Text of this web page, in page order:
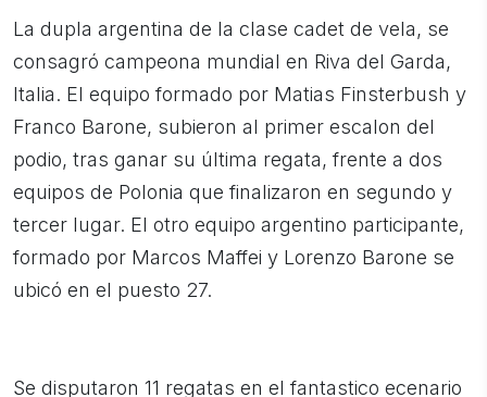
La dupla argentina de la clase cadet de vela, se
consagró campeona mundial en Riva del Garda,
Italia. El equipo formado por Matias Finsterbush y
Franco Barone, subieron al primer escalon del
podio, tras ganar su última regata, frente a dos
equipos de Polonia que finalizaron en segundo y
tercer lugar. El otro equipo argentino participante,
formado por Marcos Maffei y Lorenzo Barone se
ubicó en el puesto 27.
Se disputaron 11 regatas en el fantastico ecenario